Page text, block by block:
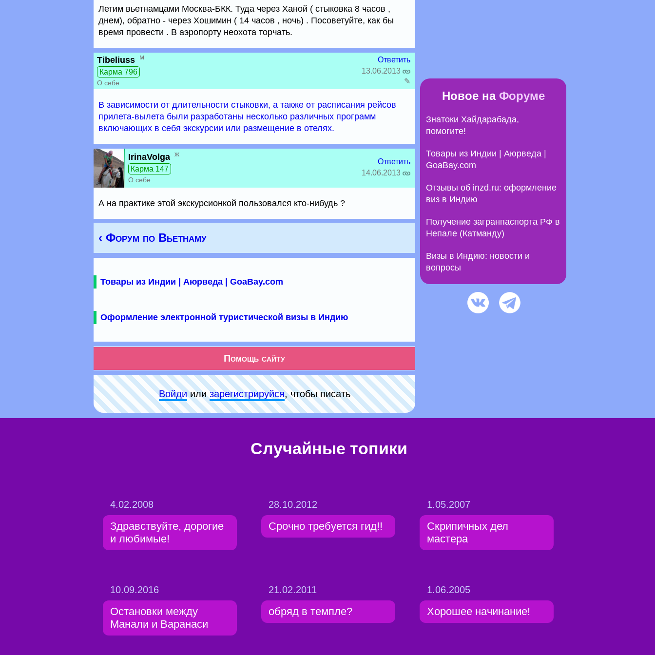
Летим вьетнамцами Москва-БКК. Туда через Ханой ( стыковка 8 часов ,
днем), обратно - через Хошимин ( 14 часов , ночь) . Посоветуйте, как бы
время провести . В аэропорту неохота торчать.
Tibeliuss м
Карма 796
О себе
Ответить
13.06.2013
✎
В зависимости от длительности стыковки, а также от расписания рейсов
прилета-вылета были разработаны несколько различных программ
включающих в себя экскурсии или размещение в отелях.
IrinaVolga ж
Карма 147
О себе
Ответить
14.06.2013
А на практике этой экскурсионкой пользовался кто-нибудь ?
‹ Форум по Вьетнаму
Товары из Индии | Аюрведа | GoaBay.com
Оформление электронной туристической визы в Индию
Помощь сайту
Войдиилизарeгиcтpируйся, чтобы писать
Новое на Форуме
Знатоки Хайдарабада,
помогите!
Товары из Индии | Аюрведа |
GoaBay.com
Отзывы об inzd.ru: оформление
виз в Индию
Получение загранпаспорта РФ в
Непале (Катманду)
Визы в Индию: новости и
вопросы
Случайные топики
4.02.2008
Здравствуйте, дорогие
и любимые!
28.10.2012
Срочно требуется гид!!
1.05.2007
Скрипичных дел
мастера
10.09.2016
Остановки между
Манали и Варанаси
21.02.2011
обряд в темпле?
1.06.2005
Хорошее начинание!